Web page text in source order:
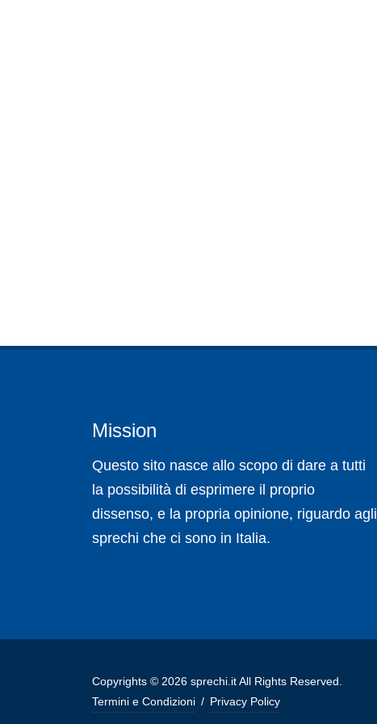
Mission
Questo sito nasce allo scopo di dare a tutti
la possibilità di esprimere il proprio
dissenso, e la propria opinione, riguardo agli
sprechi che ci sono in Italia.
Copyrights © 2026 sprechi.it All Rights Reserved.
Termini e Condizioni / Privacy Policy